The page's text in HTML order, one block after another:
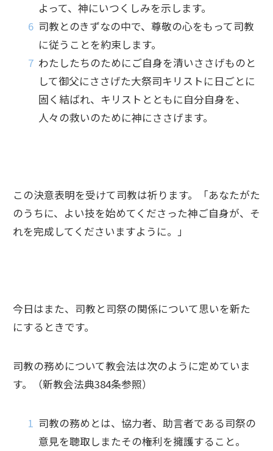
よって、神にいつくしみを示します。
司教とのきずなの中で、尊敬の心をもって司教
に従うことを約束します。
わたしたちのためにご自身を清いささげものと
して御父にささげた大祭司キリストに日ごとに
固く結ばれ、キリストとともに自分自身を、
人々の救いのために神にささげます。
この決意表明を受けて司教は祈ります。「あなたがた
のうちに、よい技を始めてくださった神ご自身が、そ
れを完成してくださいますように。」
今日はまた、司教と司祭の関係について思いを新た
にするときです。
司教の務めについて教会法は次のように定めていま
す。（新教会法典384条参照）
司教の務めとは、協力者、助言者である司祭の
意見を聴取しまたその権利を擁護すること。